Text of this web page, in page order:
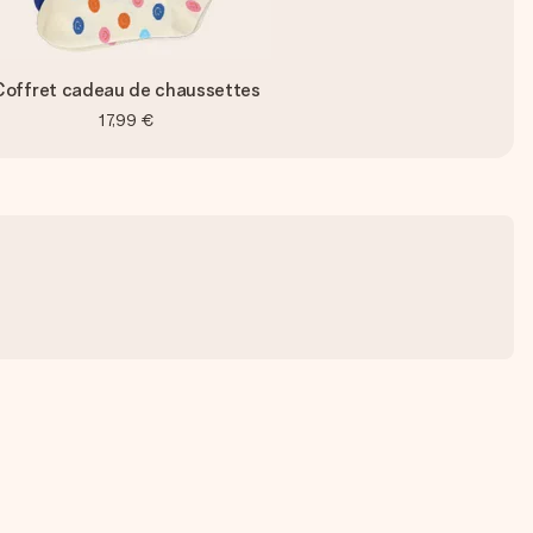
cadeau de chaussettes
17,99 €